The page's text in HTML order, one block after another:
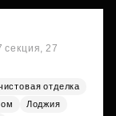
секция, 27
отделка
Лоджия